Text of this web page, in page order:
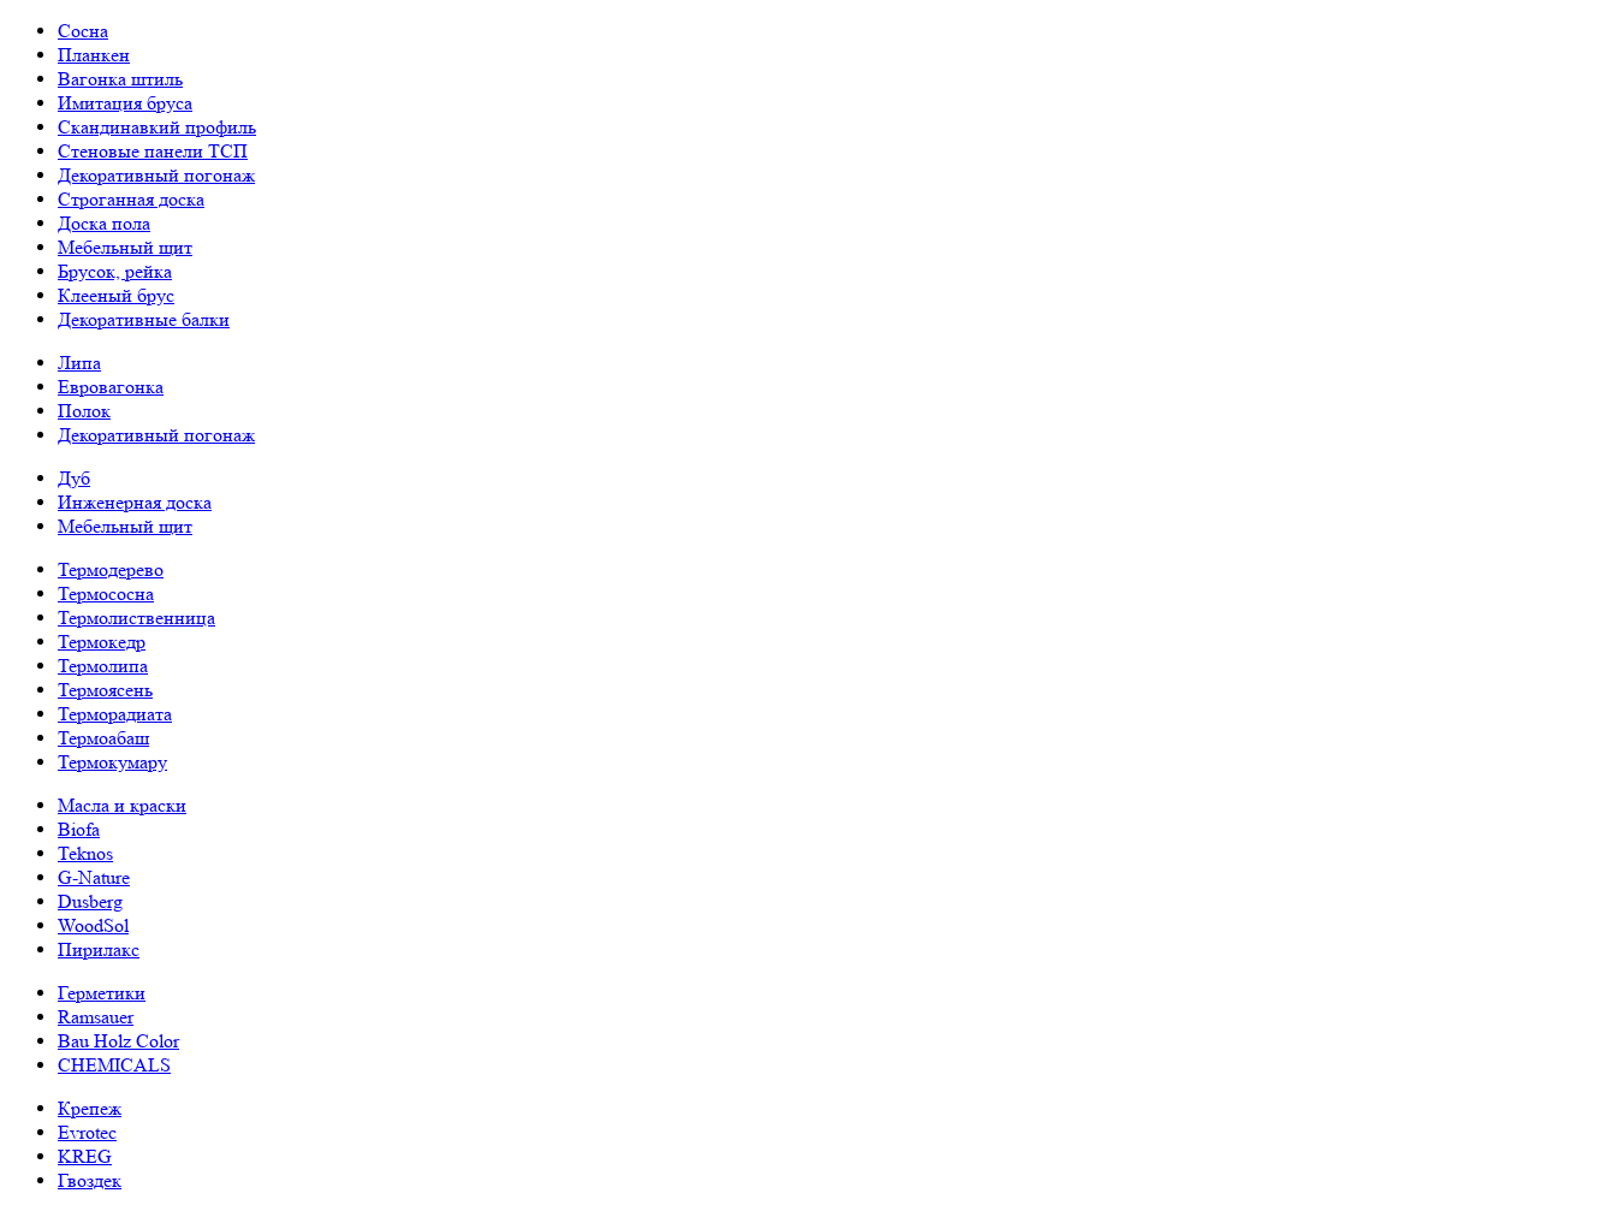
Сосна
Планкен
Вагонка штиль
Имитация бруса
Скандинавкий профиль
Стеновые панели ТСП
Декоративный погонаж
Строганная доска
Доска пола
Мебельный щит
Брусок, рейка
Клееный брус
Декоративные балки
Липа
Евровагонка
Полок
Декоративный погонаж
Дуб
Инженерная доска
Мебельный щит
Термодерево
Термососна
Термолиственница
Термокедр
Термолипа
Термоясень
Терморадиата
Термоабаш
Термокумару
Масла и краски
Biofa
Teknos
G-Nature
Dusberg
WoodSol
Пирилакс
Герметики
Ramsauer
Bau Holz Color
CHEMICALS
Крепеж
Evrotec
KREG
Гвоздек